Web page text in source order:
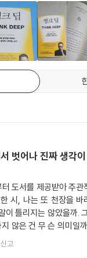
더 나은 세상을 만드는
해진다!”
하는 사유의 지도
은 생각의 정체를 규명
생각의 스위치는 누른다
만든 가짜 안락함, 과
도피가 왜 근본적 해결
맞추는 일의 괴로움,
타인과 건강한 관계를 유
각 과잉을 넘어 사회적
야 하는지 논한다. 5부
벗어나 진짜 생각
도서를 제공받아 주관
시, 나는 또 천장을 바
이 틀리지는 않았을까.
않은 건 무 슨 의미일
서를 어떻게 볼지. 5년
니면 그때도 이렇게 같은
신고